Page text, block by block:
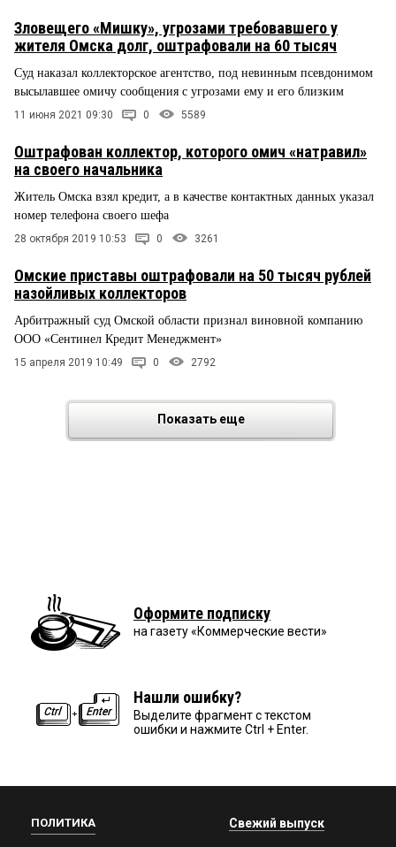
Зловещего «Мишку», угрозами требовавшего у
жителя Омска долг, оштрафовали на 60 тысяч
Суд наказал коллекторское агентство, под невинным псевдонимом
высылавшее омичу сообщения с угрозами ему и его близким
11 июня 2021 09:30 0 5589
Оштрафован коллектор, которого омич «натравил»
на своего начальника
Житель Омска взял кредит, а в качестве контактных данных указал
номер телефона своего шефа
28 октября 2019 10:53 0 3261
Омские приставы оштрафовали на 50 тысяч рублей
назойливых коллекторов
Арбитражный суд Омской области признал виновной компанию
ООО «Сентинел Кредит Менеджмент»
15 апреля 2019 10:49 0 2792
Показать еще
Оформите подписку
на газету «Коммерческие вести»
Нашли ошибку?
Выделите фрагмент с текстом
ошибки и нажмите Ctrl + Enter.
ПОЛИТИКА Свежий выпуск